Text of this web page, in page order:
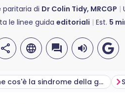
paritaria di Dr Colin Tidy, MRCGP
le linee guida editoriali Est. 5
Che cos'è la sindrome della guancia schiaffeggiata?